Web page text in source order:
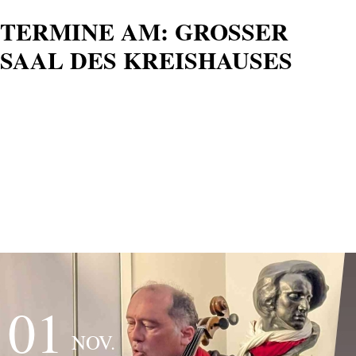
TERMINE AM: GROSSER S
AAL DES KREISHAUSES
01 NOV.